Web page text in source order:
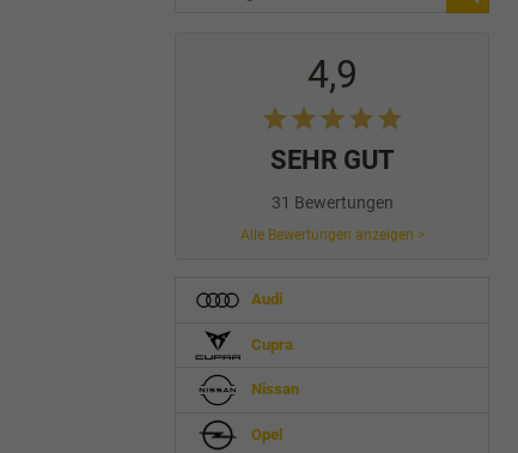
4,9
SEHR GUT
31 Bewertungen
Alle Bewertungen anzeigen >
Audi
Cupra
Nissan
Opel